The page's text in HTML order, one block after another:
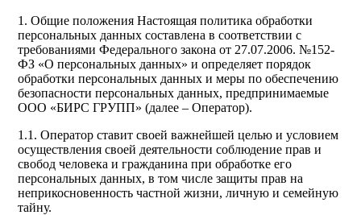
1. Общие положения Настоящая политика обработки
персональных данных составлена в соответствии с
требованиями Федерального закона от 27.07.2006. №152-
ФЗ «О персональных данных» и определяет порядок
обработки персональных данных и меры по обеспечению
безопасности персональных данных, предпринимаемые
ООО «БИРС ГРУПП» (далее – Оператор).
1.1. Оператор ставит своей важнейшей целью и условием
осуществления своей деятельности соблюдение прав и
свобод человека и гражданина при обработке его
персональных данных, в том числе защиты прав на
неприкосновенность частной жизни, личную и семейную
тайну.